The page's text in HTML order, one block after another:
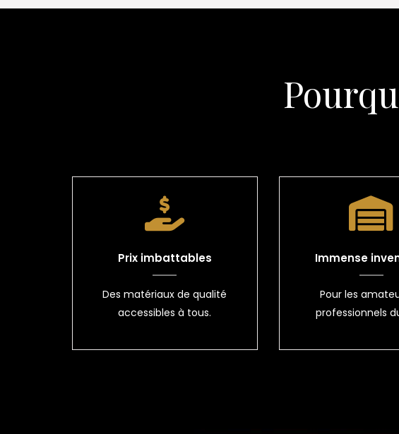
Prix imbattables
Des matériaux de qualité
accessibles à tous.
Immense
Pour les
professionnels